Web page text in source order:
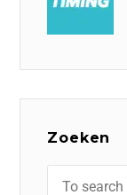
Zoeken